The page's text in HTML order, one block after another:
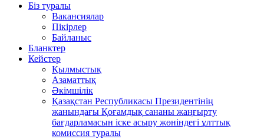
Біз туралы
Вакансиялар
Пікірлер
Байланыс
Бланктер
Кейстер
Қылмыстық
Азаматтық
Әкімшілік
Қазақстан Республикасы Президентінің
жанындағы Қоғамдық сананы жаңғырту
бағдарламасын іске асыру жөніндегі ұлттық
комиссия туралы